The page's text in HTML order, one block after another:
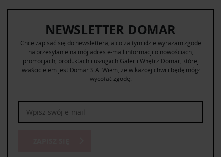
NEWSLETTER DOMAR
Chcę zapisać się do newslettera, a co za tym idzie wyrażam zgodę
na przesyłanie na mój adres e-mail informacji o nowościach,
promocjach, produktach i usługach Galerii Wnętrz Domar, której
właścicielem jest Domar S.A. Wiem, że w każdej chwili będę mógł
wycofać zgodę.